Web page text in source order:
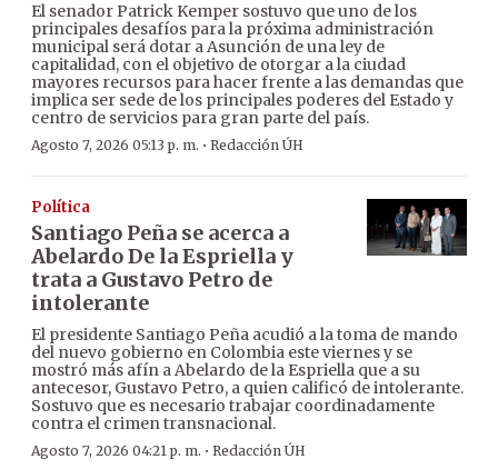
El senador Patrick Kemper sostuvo que uno de los
principales desafíos para la próxima administración
municipal será dotar a Asunción de una ley de
capitalidad, con el objetivo de otorgar a la ciudad
mayores recursos para hacer frente a las demandas que
implica ser sede de los principales poderes del Estado y
centro de servicios para gran parte del país.
Agosto 7, 2026 05:13 p. m. · Redacción ÚH
Política
Santiago Peña se acerca a
Abelardo De la Espriella y
trata a Gustavo Petro de
intolerante
El presidente Santiago Peña acudió a la toma de mando
del nuevo gobierno en Colombia este viernes y se
mostró más afín a Abelardo de la Espriella que a su
antecesor, Gustavo Petro, a quien calificó de intolerante.
Sostuvo que es necesario trabajar coordinadamente
contra el crimen transnacional.
Agosto 7, 2026 04:21 p. m. · Redacción ÚH